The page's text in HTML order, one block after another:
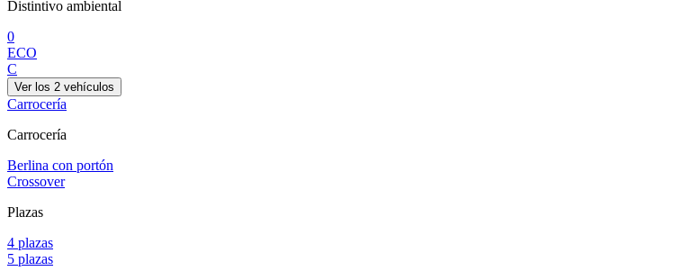
Distintivo ambiental
0
ECO
C
Ver los 2 vehículos
Carrocería
Carrocería
Berlina con portón
Crossover
Plazas
4 plazas
5 plazas